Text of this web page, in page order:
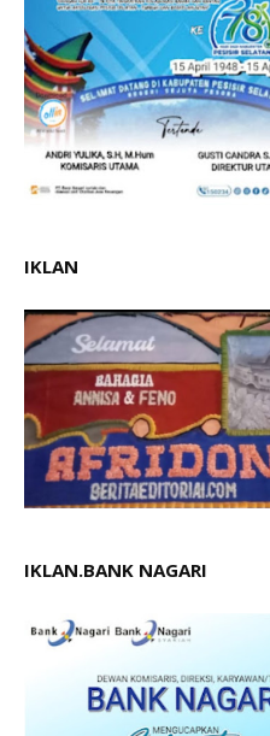
IKLAN
IKLAN.BANK NAGARI